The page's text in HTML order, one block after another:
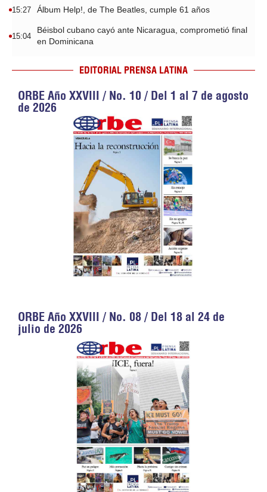
15:27 Álbum Help!, de The Beatles, cumple 61 años
15:04
Béisbol cubano cayó ante Nicaragua, comprometió final
en Dominicana
EDITORIAL PRENSA LATINA
ORBE Año XXVIII / No. 10 / Del 1 al 7 de agosto
de 2026
ORBE Año XXVIII / No. 08 / Del 18 al 24 de
julio de 2026